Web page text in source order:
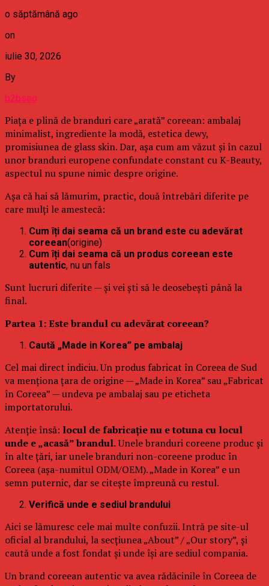
o săptămână ago
on
iulie 30, 2026
By
b2bseo
Piața e plină de branduri care „arată” coreean: ambalaj
minimalist, ingrediente la modă, estetica dewy,
promisiunea de glass skin. Dar, așa cum am văzut și în cazul
unor branduri europene confundate constant cu K-Beauty,
aspectul nu spune nimic despre origine.
Așa că hai să lămurim, practic, două întrebări diferite pe
care mulți le amestecă:
Cum îți dai seama că un brand este cu adevărat
coreean(origine)
Cum îți dai seama că un produs coreean este
autentic, nu un fals
Sunt lucruri diferite — și vei ști să le deosebești până la
final.
Partea 1: Este brandul cu adevărat coreean?
Caută „Made in Korea” pe ambalaj
Cel mai direct indiciu. Un produs fabricat în Coreea de Sud
va menționa țara de origine — „Made in Korea” sau „Fabricat
în Coreea” — undeva pe ambalaj sau pe eticheta
importatorului.
Atenție însă: locul de fabricație nu e totuna cu locul
unde e „acasă” brandul.Unele branduri coreene produc și
în alte țări, iar unele branduri non-coreene produc în
Coreea (așa-numitul ODM/OEM). „Made in Korea” e un
semn puternic, dar se citește împreună cu restul.
Verifică unde e sediul brandului
Aici se lămuresc cele mai multe confuzii. Intră pe site-ul
oficial al brandului, la secțiunea „About” / „Our story”, și
caută unde a fost fondat și unde își are sediul compania.
Un brand coreean autentic va avea rădăcinile în Coreea de